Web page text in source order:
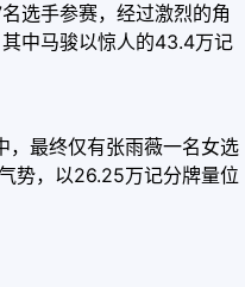
选手参赛，经过激烈的角
中马骏以惊人的43.4万记
，最终仅有张雨薇一名女选
势，以26.25万记分牌量位